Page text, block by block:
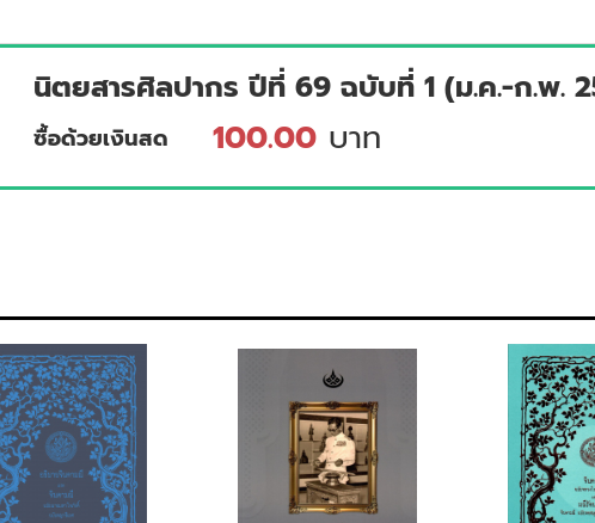
นิตยสารศิลปากร ปีที่ 69 ฉบับที่ 1 (ม.ค.-ก.พ.
ซื้อด้วยเงินสด 100.00 บาท